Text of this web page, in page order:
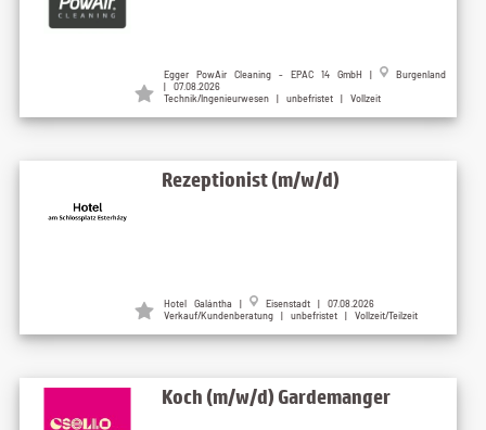
Egger PowAir Cleaning - EPAC 14 GmbH |
Burgenland
| 07.08.2026
Technik/Ingenieurwesen | unbefristet | Vollzeit
Rezeptionist (m/w/d)
Hotel Galántha | Eisenstadt | 07.08.2026
Verkauf/Kundenberatung | unbefristet | Vollzeit/Teilzeit
Koch (m/w/d) Gardemanger